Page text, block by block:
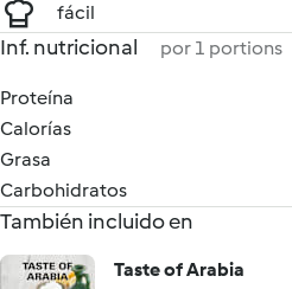
fácil
Inf. nutricional por 1 portions
Proteína
Calorías
Grasa
Carbohidratos
También incluido en
Taste of Arabia